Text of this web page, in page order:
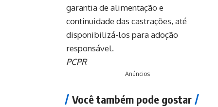
garantia de alimentação e
continuidade das castrações, até
disponibilizá-los para adoção
responsável.
PCPR
Anúncios
Você também pode gostar